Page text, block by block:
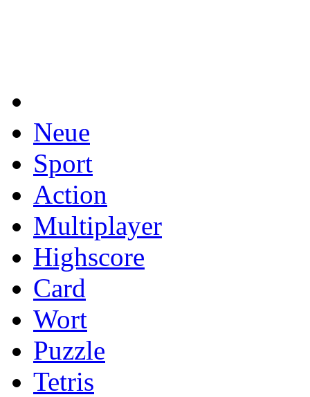
Neue
Sport
Action
Multiplayer
Highscore
Card
Wort
Puzzle
Tetris